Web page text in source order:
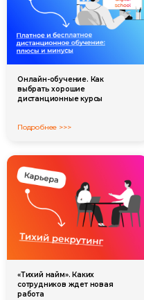
Онлайн-обучение. Как
выбрать хорошие
дистанционные курсы
Подробнее >>>
«Тихий найм». Каких
сотрудников ждет новая
работа